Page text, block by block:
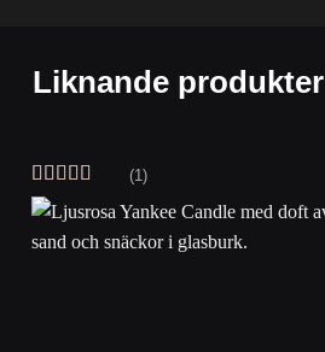
Liknande produkter
Betygsatt
4av 5
(1)